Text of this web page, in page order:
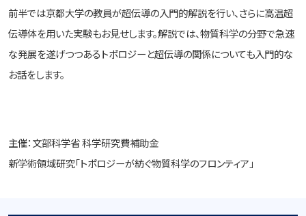
前半では京都大学の教員が超伝導の入門的解説を行い、さらに高温超
伝導体を用いた実験もお見せします。解説では、物質科学の分野で急速
な発展を遂げつつあるトポロジーと超伝導の関係についても入門的な
お話をします。
主催：文部科学省 科学研究費補助金
新学術領域研究「トポロジーが紡ぐ物質科学のフロンティア」